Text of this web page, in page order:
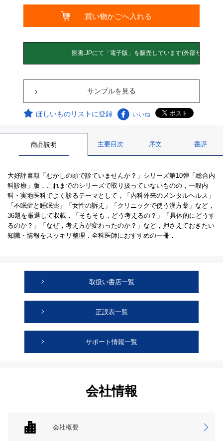
サンプルを見る
ほしいものリストに登録 いいね
商品説明 主要目次 序文 書評
大好評書籍「むかしの頭で診ていませんか？」シリーズ第10弾「総合内
科診療」版．これまでのシリーズで取り扱っていないものの，一般内
科・実地医科でよく診るテーマとして，「内科外来のメンタルヘルス」
「不眠症と睡眠薬」「女性の訴え」「クリニックで使う漢方薬」など，
36題を厳選して収載．「そもそも，どう考えるの？」「具体的にどうす
るのか？」「なぜ，考え方が変わったのか？」など，押さえておきたい
知識・情報をスッキリ整理．全科医師におすすめの一冊．
取扱い書店一覧
正誤表一覧
サポート情報一覧
会社情報
会社概要